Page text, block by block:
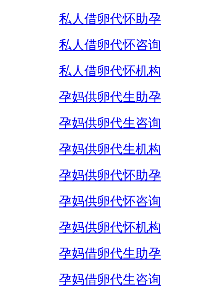
私人借卵代怀助孕
私人借卵代怀咨询
私人借卵代怀机构
孕妈供卵代生助孕
孕妈供卵代生咨询
孕妈供卵代生机构
孕妈供卵代怀助孕
孕妈供卵代怀咨询
孕妈供卵代怀机构
孕妈借卵代生助孕
孕妈借卵代生咨询